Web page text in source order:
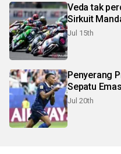
Veda tak
Sirkuit
Jul 15th
Penyerang
Sepatu
Jul 20th